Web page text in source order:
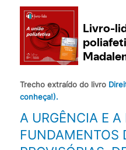
Trecho extraído do livro
conheça!).
A URGÊNCIA E
FUNDAMENTOS